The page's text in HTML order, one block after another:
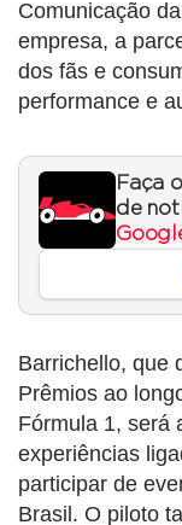
Comunicação
empresa, a
dos fãs e
performance e
Faça
de
Barrichello, que
Prêmios ao
Fórmula 1, será
experiências
participar de
Brasil. O piloto